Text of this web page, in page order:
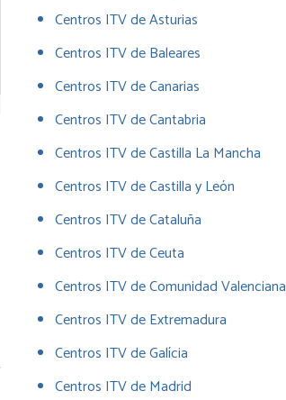
Centros ITV de Asturias
Centros ITV de Baleares
Centros ITV de Canarias
Centros ITV de Cantabria
Centros ITV de Castilla La Mancha
Centros ITV de Castilla y León
Centros ITV de Cataluña
Centros ITV de Ceuta
Centros ITV de Comunidad Valenciana
Centros ITV de Extremadura
Centros ITV de Galícia
Centros ITV de Madrid